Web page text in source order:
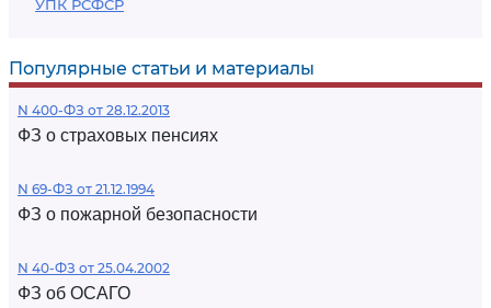
УПК РСФСР
Популярные статьи и материалы
N 400-ФЗ от 28.12.2013
ФЗ о страховых пенсиях
N 69-ФЗ от 21.12.1994
ФЗ о пожарной безопасности
N 40-ФЗ от 25.04.2002
ФЗ об ОСАГО